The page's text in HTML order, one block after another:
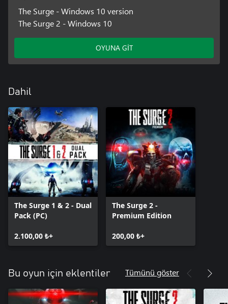
The Surge - Windows 10 version
The Surge 2 - Windows 10
OYUNA GİT
Dahil
The Surge 1 & 2 - Dual
Pack (PC)
2.100,00 ₺+
The Surge 2 -
Premium Edition
200,00 ₺+
Bu oyun için eklentiler Tümünü göster